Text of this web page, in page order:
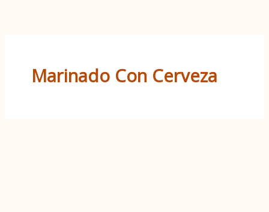
Marinado Con Cerveza